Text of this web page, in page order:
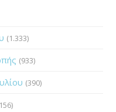
(1.333)
(933)
(390)